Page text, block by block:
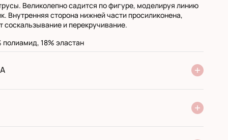
Великолепно садится по фигуре, моделируя линию
Внутренняя сторона нижней части просиликонена,
соскальзывание и перекручивание.
18% эластан
переказ